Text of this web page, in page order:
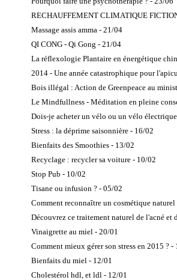
RECHAUFFEMENT CLIMATIQUE
Massage assis amma - 21/04
QI CONG - Qi Gong - 21/04
La réflexologie Plantaire en énergétique
2014 - Une année catastrophique pour
Bois illégal : Action de Greenpeace au
Le Mindfullness - Méditation en pleine
Dois-je acheter un vélo ou un vélo
Stress : la déprime saisonnière - 16/02
Bienfaits des Smoothies - 13/02
Recyclage : recycler sa voiture - 10/02
Stop Pub - 10/02
Tisane ou infusion ? - 05/02
Comment reconnaître un cosmétique naturel
Découvrez ce traitement naturel de l'acné et
Vinaigrette au miel - 20/01
Comment mieux gérer son stress en 2015 ? -
Bienfaits du miel - 12/01
Cholestérol hdl, et ldl - 12/01